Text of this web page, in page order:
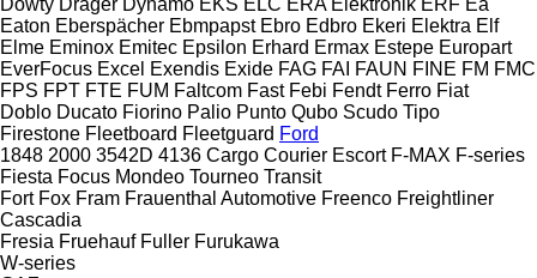
Eaton Eberspächer Ebmpapst Ebro Edbro Ekeri Elektra Elf
Elme Eminox Emitec Epsilon Erhard Ermax Estepe Europart
EverFocus Excel Exendis Exide FAG FAI FAUN FINE FM FMC
FPS FPT FTE FUM Faltcom Fast Febi Fendt Ferro Fiat
Doblo Ducato Fiorino Palio Punto Qubo Scudo Tipo
Firestone Fleetboard Fleetguard Ford
1848 2000 3542D 4136 Cargo Courier Escort F-MAX F-series
Fiesta Focus Mondeo Tourneo Transit
Fort Fox Fram Frauenthal Automotive Freenco Freightliner
Cascadia
Fresia Fruehauf Fuller Furukawa
W-series